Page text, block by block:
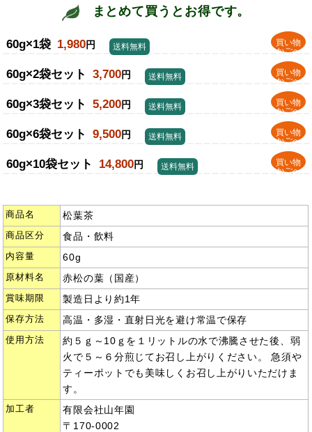
まとめて買うとお得です。
60g×1袋 1,980円
買い物
かごへ
送料無料
60g×2袋セット 3,700円
買い物
かごへ
送料無料
60g×3袋セット 5,200円
買い物
かごへ
送料無料
60g×6袋セット 9,500円
買い物
かごへ
送料無料
60g×10袋セット 14,800円
買い物
かごへ
送料無料
商品名 松葉茶
商品区分 食品・飲料
内容量 60g
原材料名 赤松の葉（国産）
賞味期限 製造日より約1年
保存方法 高温・多湿・直射日光を避け常温で保存
使用方法
約５ｇ～10ｇを１リットルの水で沸騰させた後、弱
火で５～６分煎じてお召し上がりください。 急須や
ティーポットでも美味しくお召し上がりいただけま
す。
加工者
有限会社山年園
〒170-0002